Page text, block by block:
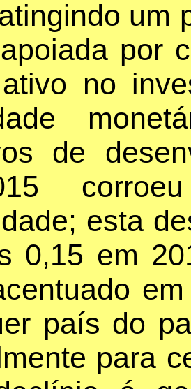
um
por
no
de
esta
0,15 em
país do
para